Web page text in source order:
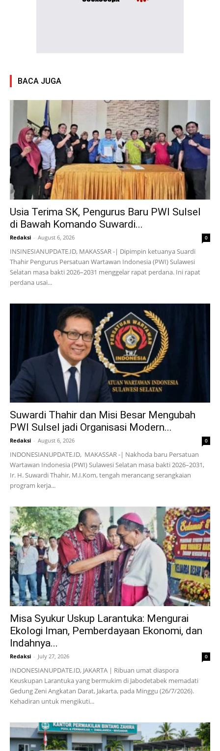
BACA JUGA
Usia Terima SK, Pengurus Baru PWI Sulsel
di Bawah Komando Suwardi...
Redaksi - August 6, 2026 0
INSINESIANUPDATE.ID, MAKASSAR -| Dipimpin ketuanya Suardi
Thahir Pengurus Persatuan Wartawan Indonesia (PWI) Sulawesi
Selatan masa bakti 2026–2031 menggelar rapat perdana. Ini rapat
perdana usai...
Suwardi Thahir dan Misi Besar Mengubah
PWI Sulsel jadi Organisasi Modern...
Redaksi - August 6, 2026 0
INDONESIANUPDATE.ID, MAKASSAR -| Nakhoda baru Persatuan
Wartawan Indonesia (PWI) Sulawesi Selatan masa bakti 2026–2031,
Ir. H. Suwardi Thahir, M.I.Kom, tengah merancang serangkaian
program kerja...
Misa Syukur Uskup Larantuka: Mengurai
Ekologi Iman, Pemberdayaan Ekonomi, dan
Indahnya...
Redaksi - July 27, 2026 0
INDONESIANUPDATE.ID, JAKARTA | Ribuan umat diaspora
Keuskupan Larantuka yang bermukim di Jabodetabek memadati
Gedung Zeni Angkatan Darat, Jakarta, pada Minggu (26/7/2026).
Kehadiran untuk mengikuti...